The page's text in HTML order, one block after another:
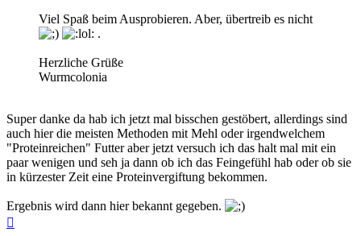
Viel Spaß beim Ausprobieren. Aber, übertreib es nicht
.
Herzliche Grüße
Wurmcolonia
Super danke da hab ich jetzt mal bisschen gestöbert, allerdings sind
auch hier die meisten Methoden mit Mehl oder irgendwelchem
"Proteinreichen" Futter aber jetzt versuch ich das halt mal mit ein
paar wenigen und seh ja dann ob ich das Feingefühl hab oder ob sie
in kürzester Zeit eine Proteinvergiftung bekommen.
Ergebnis wird dann hier bekannt gegeben.